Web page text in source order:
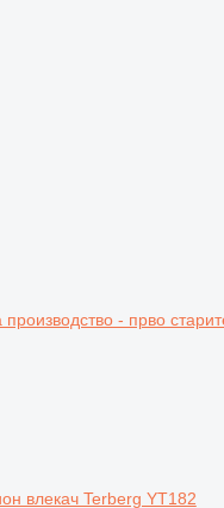
производство - прво
влекач Terberg YT182